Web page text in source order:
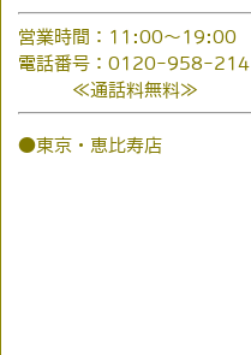
営業時間：11:00～19:00
電話番号：0120-958-214
≪通話料無料≫
●東京・恵比寿店